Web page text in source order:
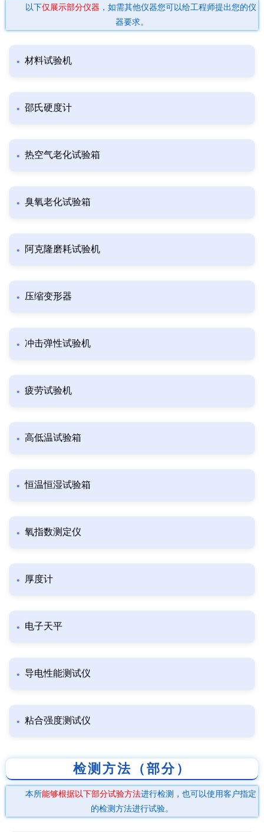
以下仅展示部分仪器 ，如需其他仪器您可以给工程师提出您的仪
器要求。
材料试验机
邵氏硬度计
热空气老化试验箱
臭氧老化试验箱
阿克隆磨耗试验机
压缩变形器
冲击弹性试验机
疲劳试验机
高低温试验箱
恒温恒湿试验箱
氧指数测定仪
厚度计
电子天平
导电性能测试仪
粘合强度测试仪
检测方法（部分）
本所能够根据以下部分试验方法进行检测，也可以使用客户指定
的检测方法进行试验。